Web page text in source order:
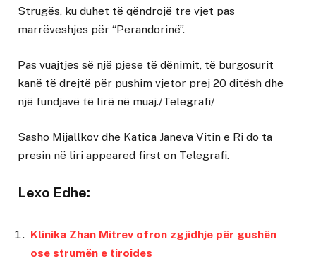
Strugës, ku duhet të qëndrojë tre vjet pas
marrëveshjes për “Perandorinë”.
Pas vuajtjes së një pjese të dënimit, të burgosurit
kanë të drejtë për pushim vjetor prej 20 ditësh dhe
një fundjavë të lirë në muaj./Telegrafi/
Sasho Mijallkov dhe Katica Janeva Vitin e Ri do ta
presin në liri appeared first on Telegrafi.
Lexo Edhe:
Klinika Zhan Mitrev ofron zgjidhje për gushën
ose strumën e tiroides